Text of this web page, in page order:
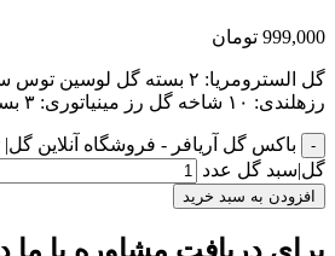
999,000 تومان
رزهلندی: ۱۰ شاخه گل رز مینیاتوری: ۳ بسته گل ژیپسوفلیا: 1 بسته
باکس گل آریافر - فروشگاه آنلاین
گل|سبد گل عدد
افزودن به سبد خرید